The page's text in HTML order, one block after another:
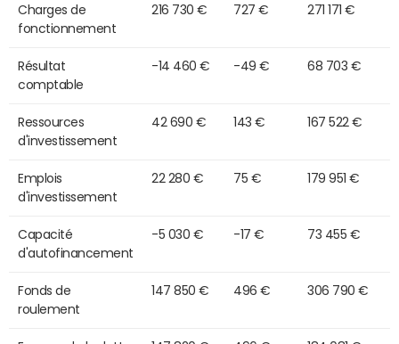
Charges de
fonctionnement
216 730 € 727 € 271 171 €
Résultat
comptable
-14 460 € -49 € 68 703 €
Ressources
d'investissement
42 690 € 143 € 167 522 €
Emplois
d'investissement
22 280 € 75 € 179 951 €
Capacité
d'autofinancement
-5 030 € -17 € 73 455 €
Fonds de
roulement
147 850 € 496 € 306 790 €